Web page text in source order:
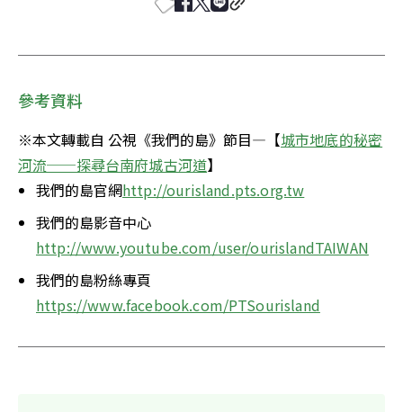
參考資料
※本文轉載自 公視《我們的島》節目—【城市地底的秘密
河流──探尋台南府城古河道】
我們的島官網http://ourisland.pts.org.tw
我們的島影音中心
http://www.youtube.com/user/ourislandTAIWAN
我們的島粉絲專頁
https://www.facebook.com/PTSourisland